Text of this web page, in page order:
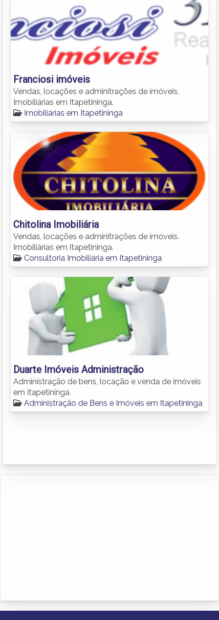
Franciosi imóveis
Vendas, locações e adminitrações de imóveis.
Imobiliárias em Itapetininga.
Imobiliárias em Itapetininga
Chitolina Imobiliária
Vendas, locações e adminitrações de imóveis.
Imobiliárias em Itapetininga.
Consultoria Imobiliária em Itapetininga
Duarte Imóveis Administração
Administração de bens, locação e venda de imóveis
em Itapetininga.
Administração de Bens e Imóveis em Itapetininga